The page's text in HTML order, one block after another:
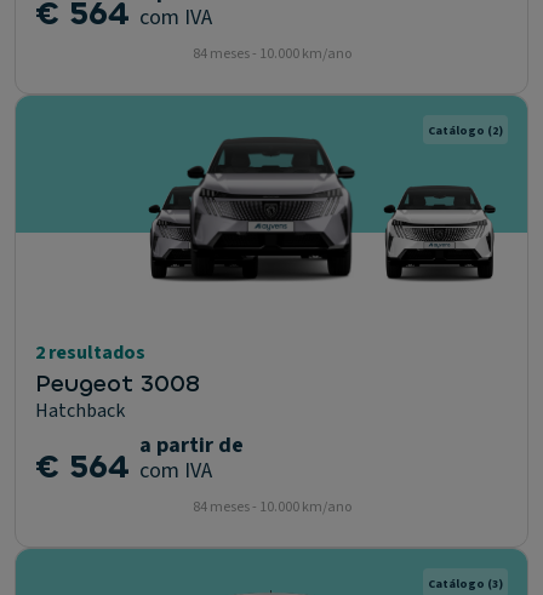
€ 564 com IVA
84 meses - 10.000 km/ano
Catálogo (2)
2 resultados
Peugeot 3008
Hatchback
€ 564 a partir de
com IVA
84 meses - 10.000 km/ano
Catálogo (3)